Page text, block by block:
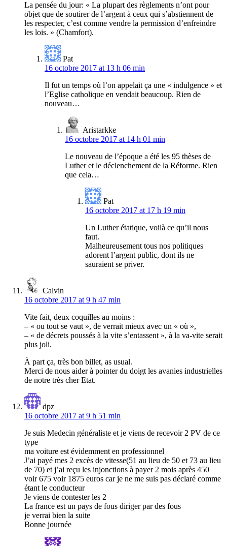
La pensée du jour: « La plupart des règlements n’ont pour
objet que de soutirer de l’argent à ceux qui s’abstiennent de
les respecter, c’est comme vendre la permission d’enfreindre
les lois. » (Chamfort).
Pat
16 octobre 2017 at 13 h 06 min
Il fut un temps où l’on appelait ça une « indulgence » et
l’Eglise catholique en vendait beaucoup. Rien de
nouveau…
Aristarkke
16 octobre 2017 at 14 h 01 min
Le nouveau de l’époque a été les 95 thèses de
Luther et le déclenchement de la Réforme. Rien
que cela…
Pat
16 octobre 2017 at 17 h 19 min
Un Luther étatique, voilà ce qu’il nous
faut.
Malheureusement tous nos politiques
adorent l’argent public, dont ils ne
sauraient se priver.
Calvin
16 octobre 2017 at 9 h 47 min
Vite fait, deux coquilles au moins :
– « ou tout se vaut », de verrait mieux avec un « où »,
– « de décrets poussés à la vite s’entassent », à la va-vite serait
plus joli.
À part ça, très bon billet, as usual.
Merci de nous aider à pointer du doigt les avanies industrielles
de notre très cher Etat.
dpz
16 octobre 2017 at 9 h 51 min
Je suis Medecin généraliste et je viens de recevoir 2 PV de ce
type
ma voiture est évidemment en professionnel
J’ai payé mes 2 excès de vitesse(51 au lieu de 50 et 73 au lieu
de 70) et j’ai reçu les injonctions à payer 2 mois après 450
voir 675 voir 1875 euros car je ne me suis pas déclaré comme
étant le conducteur
Je viens de contester les 2
La france est un pays de fous diriger par des fous
je verrai bien la suite
Bonne journée